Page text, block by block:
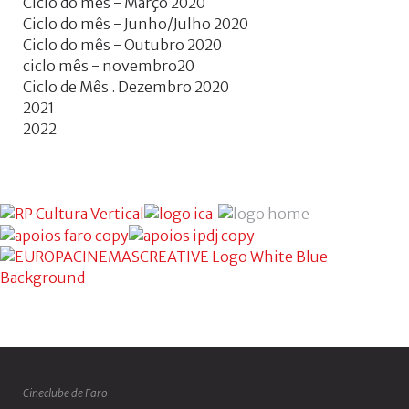
Ciclo do mês - Junho/Julho 2020
Ciclo do mês - Outubro 2020
ciclo mês - novembro20
Ciclo de Mês . Dezembro 2020
2021
2022
Cineclube de Faro